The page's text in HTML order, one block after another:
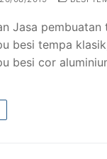
Jasa
besi tempa
besi cor